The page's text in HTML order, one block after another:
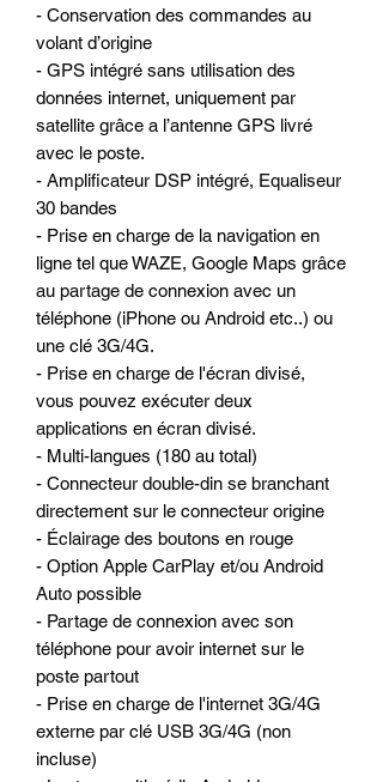
- Conservation des commandes au
volant d’origine
- GPS intégré sans utilisation des
données internet, uniquement par
satellite grâce a l’antenne GPS livré
avec le poste.
- Amplificateur DSP intégré, Equaliseur
30 bandes
- Prise en charge de la navigation en
ligne tel que WAZE, Google Maps grâce
au partage de connexion avec un
téléphone (iPhone ou Android etc..) ou
une clé 3G/4G.
- Prise en charge de l'écran divisé,
vous pouvez exécuter deux
applications en écran divisé.
- Multi-langues (180 au total)
- Connecteur double-din se branchant
directement sur le connecteur origine
- Éclairage des boutons en rouge
- Option Apple CarPlay et/ou Android
Auto possible
- Partage de connexion avec son
téléphone pour avoir internet sur le
poste partout
- Prise en charge de l'internet 3G/4G
externe par clé USB 3G/4G (non
incluse)